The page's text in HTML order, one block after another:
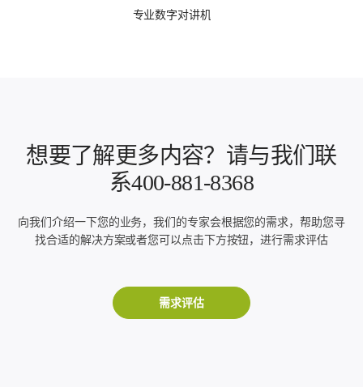
专业数字对讲机
想要了解更多内容？请与我们联
系400-881-8368
向我们介绍一下您的业务，我们的专家会根据您的需求，帮助您寻
找合适的解决方案或者您可以点击下方按钮，进行需求评估
需求评估